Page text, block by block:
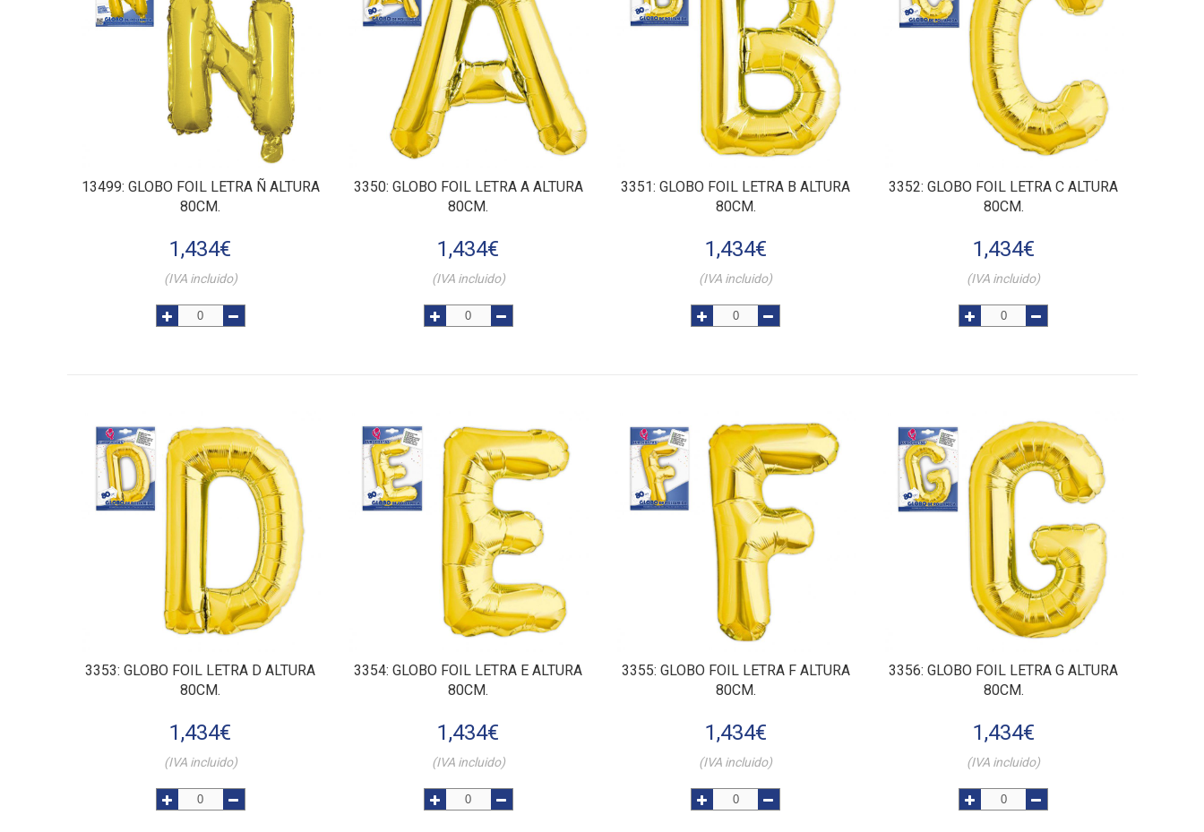
13499: GLOBO FOIL LETRA Ñ ALTURA
80CM.
1,434€
(IVA incluido)
3350: GLOBO FOIL LETRA A ALTURA
80CM.
1,434€
(IVA incluido)
3351: GLOBO FOIL LETRA B ALTURA
80CM.
1,434€
(IVA incluido)
3352: GLOBO FOIL LETRA C ALTURA
80CM.
1,434€
(IVA incluido)
3353: GLOBO FOIL LETRA D ALTURA
80CM.
1,434€
(IVA incluido)
3354: GLOBO FOIL LETRA E ALTURA
80CM.
1,434€
(IVA incluido)
3355: GLOBO FOIL LETRA F ALTURA
80CM.
1,434€
(IVA incluido)
3356: GLOBO FOIL LETRA G ALTURA
80CM.
1,434€
(IVA incluido)